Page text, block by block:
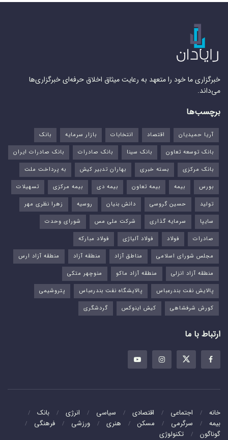
خبرگزاری ما خود را متعهد به رعایت میثاق اخلاق حرفه‌ای خبرگزاری‌ها
می‌داند.
برچسب‌ها
آریا حمیدیان اقتصاد انتخابات بازار سرمایه
بانک
بانک توسعه تعاون
بانک سینا بانک صادرات
بانک صادرات ایران
بانک مرکزی
بسته خبری بهاران تدبیر کیش
به پرداخت ملت
بورس‌
بیمه بیمه تعاون بیمه دی بیمه مرکزی
تسهیلات
تولید
حسین گروسی دانش بنیان روسیه
زهرا نظری مهر
سایپا
سرمایه گذاری شرکت ملی مس
شورای وحدت
صادرات
فولاد فولاد آلیاژی
فولاد مبارکه
مجلس شورای اسلامی
مناطق آزاد منطقه آزاد
منطقه آزاد ارس
منطقه آزاد انزلی
منطقه آزاد ماکو
منوچهر متکی
پالایش نفت بندرعباس
پالایشگاه نفت بندرعباس
پتروشیمی
کورش شرفشاهی
کیش اینوکس گردشگری
ارتباط با ما
خانه اجتماعی اقتصادی سیاسی انرژی
بانک
بیمه
سرگرمی مسکن هنری ورزشی
فرهنگی
گوناگون
تکنولوژی